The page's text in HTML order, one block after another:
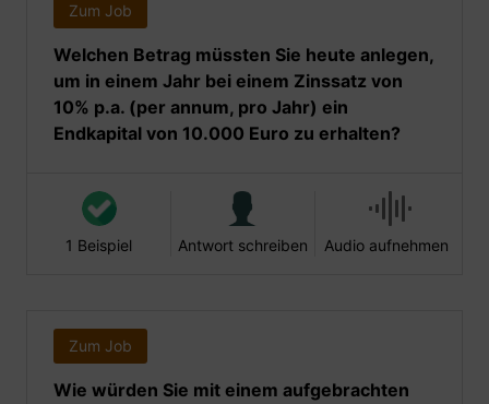
Zum Job
Welchen Betrag müssten Sie heute anlegen,
um in einem Jahr bei einem Zinssatz von
10% p.a. (per annum, pro Jahr) ein
Endkapital von 10.000 Euro zu erhalten?
1 Beispiel Antwort schreiben Audio aufnehmen
Zum Job
Wie würden Sie mit einem aufgebrachten